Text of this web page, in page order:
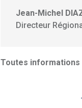
Jean-Michel
Directeur
Toutes informations